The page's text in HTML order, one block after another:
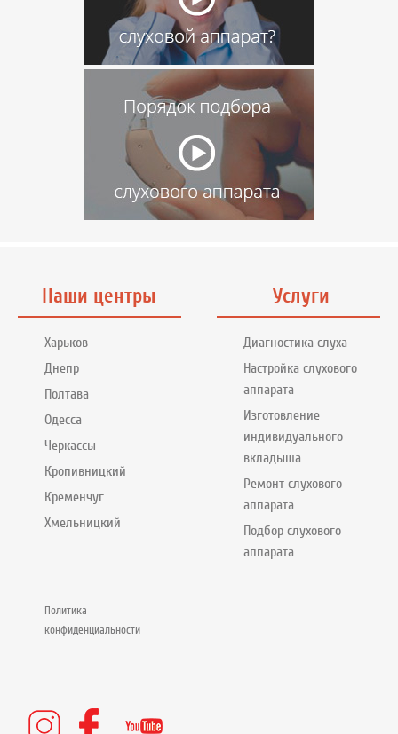
Наши центры
Харьков
Днепр
Полтава
Одесса
Черкассы
Кропивницкий
Кременчуг
Хмельницкий
Услуги
Диагностика слуха
Настройка слухового
аппарата
Изготовление
индивидуального
вкладыша
Ремонт слухового
аппарата
Подбор слухового
аппарата
Политика
конфиденциальности